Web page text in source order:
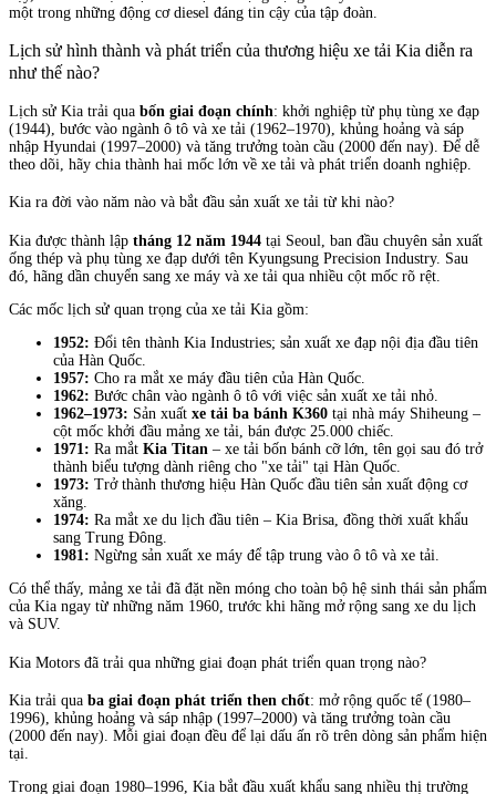
một trong những động cơ diesel đáng tin cậy của tập đoàn.
Lịch sử hình thành và phát triển của thương hiệu xe tải Kia diễn ra
như thế nào?
Lịch sử Kia trải qua bốn giai đoạn chính: khởi nghiệp từ phụ tùng xe đạp
(1944), bước vào ngành ô tô và xe tải (1962–1970), khủng hoảng và sáp
nhập Hyundai (1997–2000) và tăng trưởng toàn cầu (2000 đến nay). Để dễ
theo dõi, hãy chia thành hai mốc lớn về xe tải và phát triển doanh nghiệp.
Kia ra đời vào năm nào và bắt đầu sản xuất xe tải từ khi nào?
Kia được thành lập tháng 12 năm 1944 tại Seoul, ban đầu chuyên sản xuất
ống thép và phụ tùng xe đạp dưới tên Kyungsung Precision Industry. Sau
đó, hãng dần chuyển sang xe máy và xe tải qua nhiều cột mốc rõ rệt.
Các mốc lịch sử quan trọng của xe tải Kia gồm:
1952: Đổi tên thành Kia Industries; sản xuất xe đạp nội địa đầu tiên
của Hàn Quốc.
1957: Cho ra mắt xe máy đầu tiên của Hàn Quốc.
1962: Bước chân vào ngành ô tô với việc sản xuất xe tải nhỏ.
1962–1973: Sản xuất xe tải ba bánh K360 tại nhà máy Shiheung –
cột mốc khởi đầu mảng xe tải, bán được 25.000 chiếc.
1971: Ra mắt Kia Titan – xe tải bốn bánh cỡ lớn, tên gọi sau đó trở
thành biểu tượng dành riêng cho "xe tải" tại Hàn Quốc.
1973: Trở thành thương hiệu Hàn Quốc đầu tiên sản xuất động cơ
xăng.
1974: Ra mắt xe du lịch đầu tiên – Kia Brisa, đồng thời xuất khẩu
sang Trung Đông.
1981: Ngừng sản xuất xe máy để tập trung vào ô tô và xe tải.
Có thể thấy, mảng xe tải đã đặt nền móng cho toàn bộ hệ sinh thái sản phẩm
của Kia ngay từ những năm 1960, trước khi hãng mở rộng sang xe du lịch
và SUV.
Kia Motors đã trải qua những giai đoạn phát triển quan trọng nào?
Kia trải qua ba giai đoạn phát triển then chốt: mở rộng quốc tế (1980–
1996), khủng hoảng và sáp nhập (1997–2000) và tăng trưởng toàn cầu
(2000 đến nay). Mỗi giai đoạn đều để lại dấu ấn rõ trên dòng sản phẩm hiện
tại.
Trong giai đoạn 1980–1996, Kia bắt đầu xuất khẩu sang nhiều thị trường